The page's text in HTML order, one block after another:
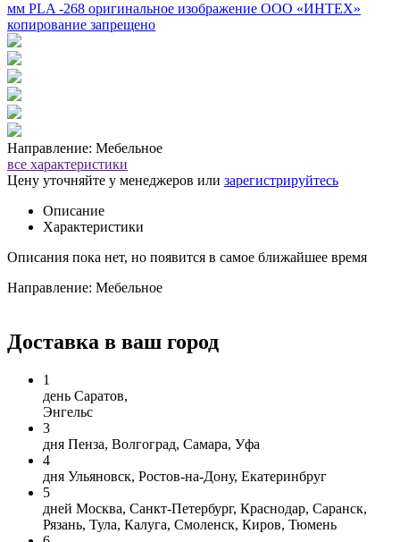
Направление: Мебельное
все характеристики
Цену уточняйте у менеджеров или зарегистрируйтесь
Описание
Характеристики
Описания пока нет, но появится в самое ближайшее время
Направление: Мебельное
Доставка в ваш город
1
день Саратов,
Энгельс
3
дня Пенза, Волгоград, Самара, Уфа
4
дня Ульяновск, Ростов-на-Дону, Екатеринбруг
5
дней Москва, Санкт-Петербург, Краснодар, Саранск,
Рязань, Тула, Калуга, Смоленск, Киров, Тюмень